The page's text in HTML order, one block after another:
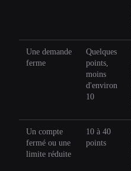
Une demande
ferme
Quelques
points,
moins
d'environ
10
Un compte
fermé ou une
limite réduite
10 à 40
points